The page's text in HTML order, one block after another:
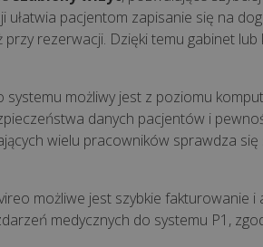
pacjentom zapisanie się na
rezerwacji. Dzięki temu gabinet lub
systemu możliwy jest z poziomu
danych pacjentów i
wielu pracowników sprawdza
możliwe jest szybkie fakturowanie
medycznych do systemu P1,